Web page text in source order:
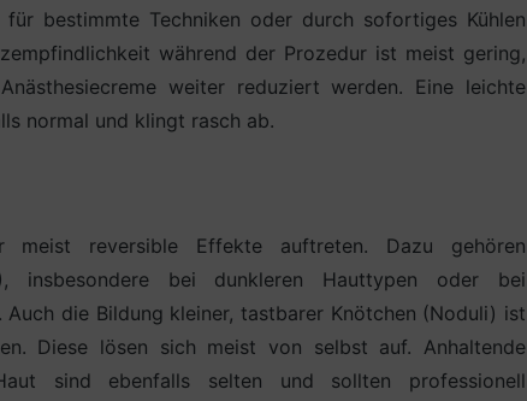
bestimmte Techniken oder durch sofortiges Kühlen
während der Prozedur ist meist gering,
weiter reduziert werden. Eine leichte
normal und klingt rasch ab.
meist reversible Effekte auftreten. Dazu gehören
insbesondere bei dunkleren Hauttypen oder bei
die Bildung kleiner, tastbarer Knötchen (Noduli) ist
Diese lösen sich meist von selbst auf. Anhaltende
sind ebenfalls selten und sollten professionell